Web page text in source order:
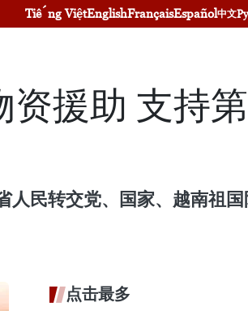
Tiếng ViệtEnglishFrançaisEspañol中文
援助 支持
人民转交党、国家、越南祖
点击最多